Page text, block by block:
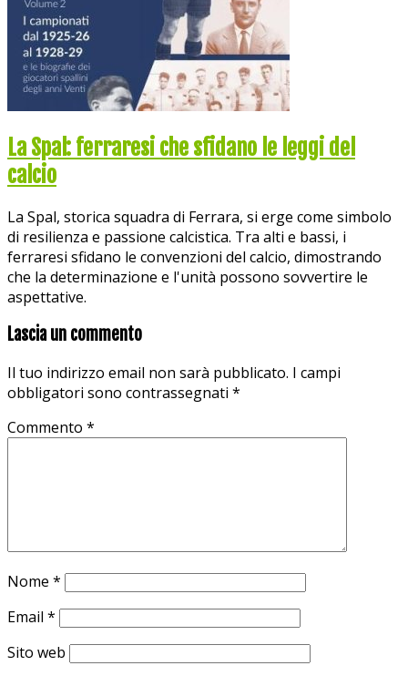
La Spal: ferraresi che sfidano le leggi del
calcio
La Spal, storica squadra di Ferrara, si erge come simbolo
di resilienza e passione calcistica. Tra alti e bassi, i
ferraresi sfidano le convenzioni del calcio, dimostrando
che la determinazione e l'unità possono sovvertire le
aspettative.
Lascia un commento
Il tuo indirizzo email non sarà pubblicato. I campi
obbligatori sono contrassegnati *
Commento *
Nome *
Email *
Sito web